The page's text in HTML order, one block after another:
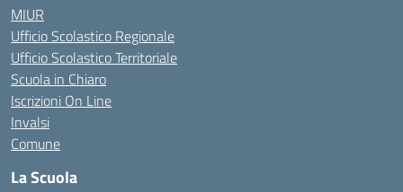
MIUR
Ufficio Scolastico Regionale
Ufficio Scolastico Territoriale
Scuola in Chiaro
Iscrizioni On Line
Invalsi
Comune
La Scuola